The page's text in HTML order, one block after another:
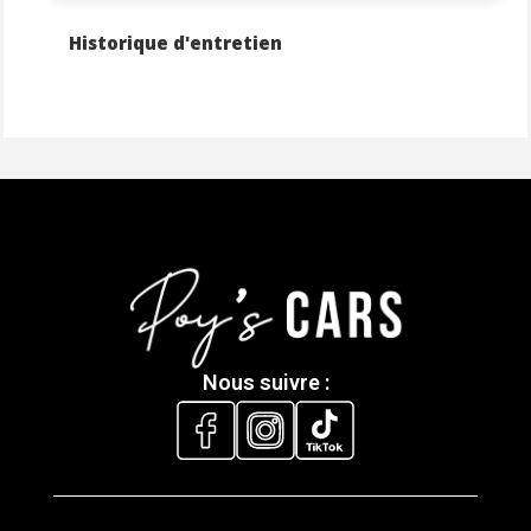
Recherche personnalisée
Paiement sécurisé via compte séquestre
Historique d'entretien
Nous suivre :